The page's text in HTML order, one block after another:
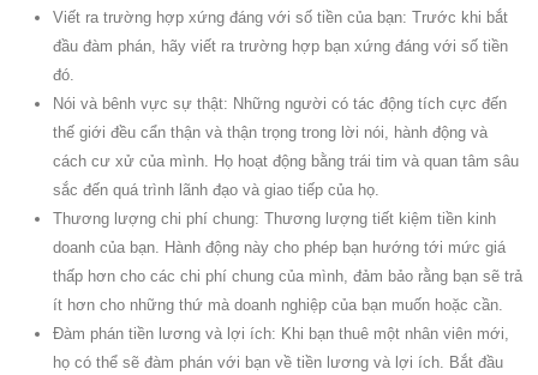
Viết ra trường hợp xứng đáng với số tiền của bạn: Trước khi bắt
đầu đàm phán, hãy viết ra trường hợp bạn xứng đáng với số tiền
đó.
Nói và bênh vực sự thật: Những người có tác động tích cực đến
thế giới đều cẩn thận và thận trọng trong lời nói, hành động và
cách cư xử của mình. Họ hoạt động bằng trái tim và quan tâm sâu
sắc đến quá trình lãnh đạo và giao tiếp của họ.
Thương lượng chi phí chung: Thương lượng tiết kiệm tiền kinh
doanh của bạn. Hành động này cho phép bạn hướng tới mức giá
thấp hơn cho các chi phí chung của mình, đảm bảo rằng bạn sẽ trả
ít hơn cho những thứ mà doanh nghiệp của bạn muốn hoặc cần.
Đàm phán tiền lương và lợi ích: Khi bạn thuê một nhân viên mới,
họ có thể sẽ đàm phán với bạn về tiền lương và lợi ích. Bắt đầu